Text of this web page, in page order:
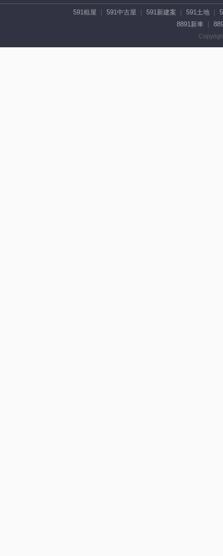
591租屋 591中古屋 591新建案 591土地
8891新車